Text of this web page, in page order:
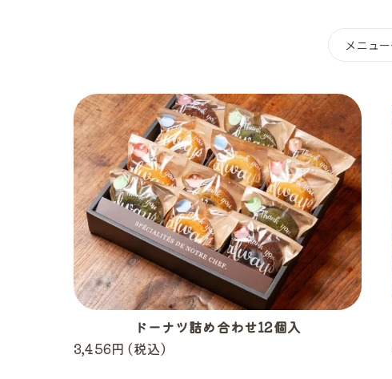
メニュ
ドーナツ詰め合わせ12個入
3,456円 (税込)